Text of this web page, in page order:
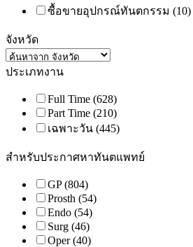
ซื้อขายอุปกรณ์ทันตกรรม (10)
จังหวัด
ประเภทงาน
Full Time (628)
Part Time (210)
เฉพาะวัน (445)
สำหรับประกาศหาทันตแพทย์
GP (804)
Prosth (54)
Endo (54)
Surg (46)
Oper (40)